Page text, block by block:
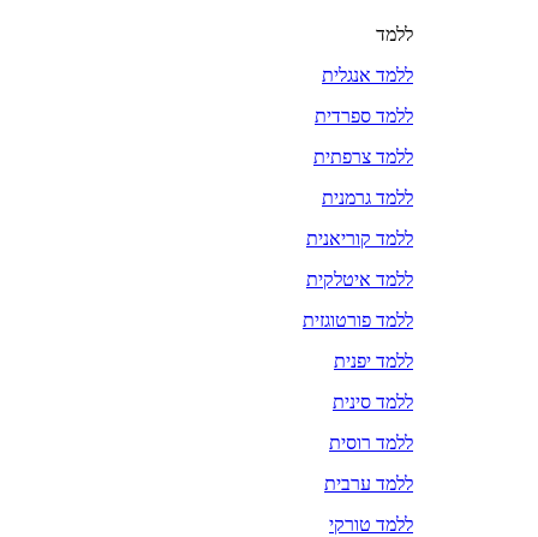
ללמד
ללמד אנגלית
ללמד ספרדית
ללמד צרפתית
ללמד גרמנית
ללמד קוריאנית
ללמד איטלקית
ללמד פורטוגזית
ללמד יפנית
ללמד סינית
ללמד רוסית
ללמד ערבית
ללמד טורקי